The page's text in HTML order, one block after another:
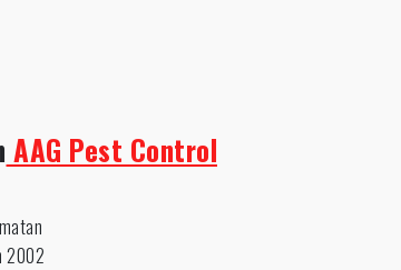
AAG Pest Control
2002